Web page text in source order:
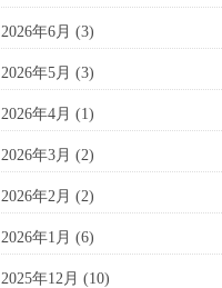
2026年6月 (3)
2026年5月 (3)
2026年4月 (1)
2026年3月 (2)
2026年2月 (2)
2026年1月 (6)
2025年12月 (10)